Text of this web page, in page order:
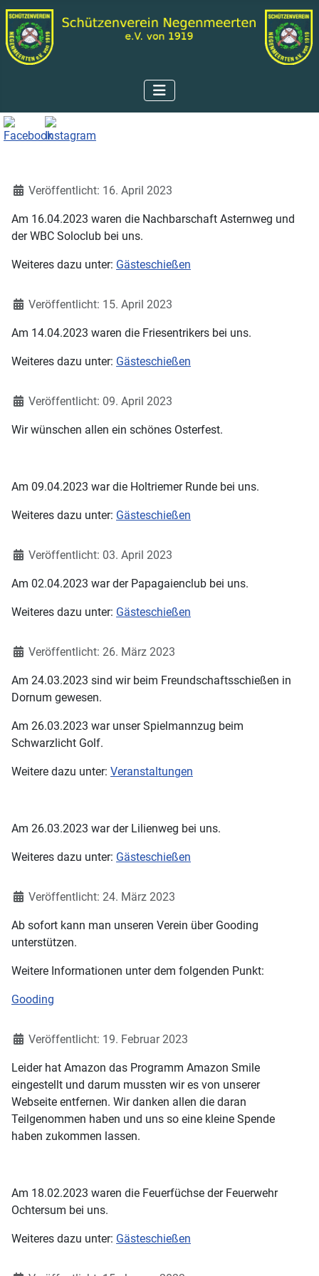
DetailsVeröffentlicht: 16. April 2023
Am 16.04.2023 waren die Nachbarschaft Asternweg und
der WBC Soloclub bei uns.
Weiteres dazu unter: Gästeschießen
DetailsVeröffentlicht: 15. April 2023
Am 14.04.2023 waren die Friesentrikers bei uns.
Weiteres dazu unter: Gästeschießen
DetailsVeröffentlicht: 09. April 2023
Wir wünschen allen ein schönes Osterfest.
Am 09.04.2023 war die Holtriemer Runde bei uns.
Weiteres dazu unter: Gästeschießen
DetailsVeröffentlicht: 03. April 2023
Am 02.04.2023 war der Papagaienclub bei uns.
Weiteres dazu unter: Gästeschießen
DetailsVeröffentlicht: 26. März 2023
Am 24.03.2023 sind wir beim Freundschaftsschießen in
Dornum gewesen.
Am 26.03.2023 war unser Spielmannzug beim
Schwarzlicht Golf.
Weitere dazu unter: Veranstaltungen
Am 26.03.2023 war der Lilienweg bei uns.
Weiteres dazu unter: Gästeschießen
DetailsVeröffentlicht: 24. März 2023
Ab sofort kann man unseren Verein über Gooding
unterstützen.
Weitere Informationen unter dem folgenden Punkt:
Gooding
DetailsVeröffentlicht: 19. Februar 2023
Leider hat Amazon das Programm Amazon Smile
eingestellt und darum mussten wir es von unserer
Webseite entfernen. Wir danken allen die daran
Teilgenommen haben und uns so eine kleine Spende
haben zukommen lassen.
Am 18.02.2023 waren die Feuerfüchse der Feuerwehr
Ochtersum bei uns.
Weiteres dazu unter: Gästeschießen